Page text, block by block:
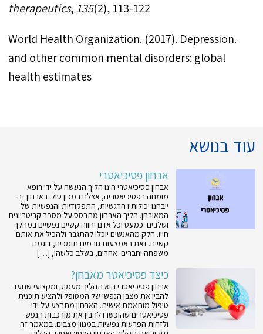
therapeutics, 135(2), 113-122
.World Health Organization. (2017). Depression
and other common mental disorders: global
health estimates
עוד בנושא
אבחון פסיכיאטרי
אבחון פסיכיאטרי הינו הליך הנעשה על ידי רופא
מומחה בפסיכיאטריה, אצלנו במכון סול. באבחון זה
ייבחנו יכולותיו הרגשיות, התפקודיות והנפשיות של
המאובחן. הליך האבחון מתבסס על מספר קריטריונים
ושלבים. כמעט וכל אדם יחווה קשיים נפשיים במהלך
חייו. חלק מהאנשים יוכלו להתגבר ולהכיל את אותם
קשיים. זאת באמצעות גורמים תומכים, דוגמת
משפחה וחברים. אחרים, בשלב כלשהו, […]
כיצד פסיכיאטר מאבחן?
אבחון פסיכיאטרי הוא תהליך מעמיק ומקצועי שנועד
להבין את מצבו הנפשי של המטופל ולהציע תוכנית
טיפול מותאמת אישית. האבחון מתבצע על ידי
פסיכיאטרים שהוכשרו להבין את מורכבות הנפש
ולזהות הפרעות נפשיות במגוון מצבים. במאמר זה